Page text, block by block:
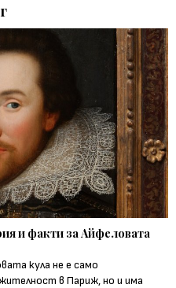
и факти за Айфеловата
кула не е само
в Париж, но и има